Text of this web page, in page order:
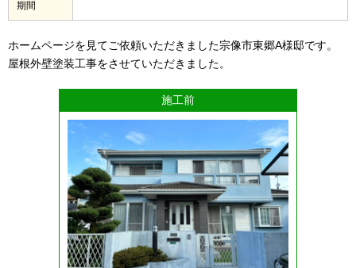
期間
ホームページを見てご依頼いただきました宗像市東郷A様邸です。
屋根外壁塗装工事をさせていただきました。
施工前